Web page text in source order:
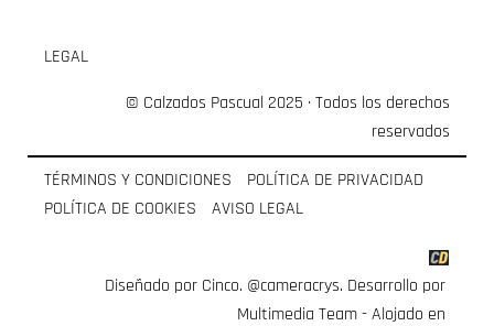
LEGAL
© Calzados Pascual 2025 · Todos los derechos
reservados
TÉRMINOS Y CONDICIONES
POLÍTICA DE PRIVACIDAD
POLÍTICA DE COOKIES
AVISO LEGAL
Diseñado por Cinco. @cameracrys. Desarrollo por
Multimedia Team- Alojado en